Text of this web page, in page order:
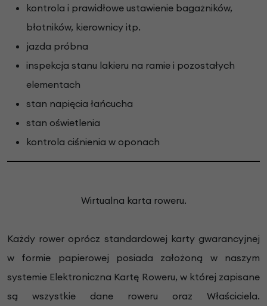
kontrola i prawidłowe ustawienie bagażników,
błotników, kierownicy itp.
jazda próbna
inspekcja stanu lakieru na ramie i pozostałych
elementach
stan napięcia łańcucha
stan oświetlenia
kontrola ciśnienia w oponach
Wirtualna karta roweru.
Każdy rower oprócz standardowej karty gwarancyjnej
w formie papierowej posiada założoną w naszym
systemie Elektroniczna Kartę Roweru, w której zapisane
są wszystkie dane roweru oraz Właściciela.